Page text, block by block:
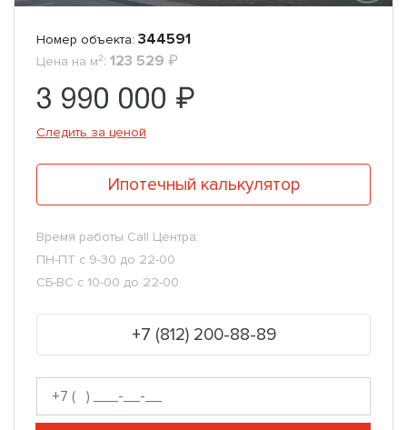
Номер объекта: 344591
Цена на м2: 123 529 ₽
3 990 000 ₽
Следить за ценой
Ипотечный калькулятор
Время работы Call Центра:
ПН-ПТ с 9-30 до 22-00
СБ-ВС с 10-00 до 22-00
+7 (812) 200-88-89